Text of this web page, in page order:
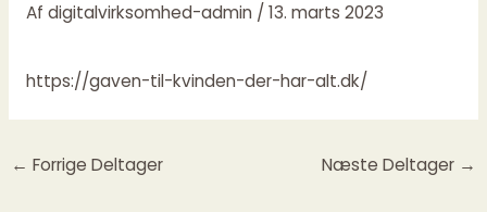
Af digitalvirksomhed-admin / 13. marts 2023
https://gaven-til-kvinden-der-har-alt.dk/
← Forrige Deltager Næste Deltager →